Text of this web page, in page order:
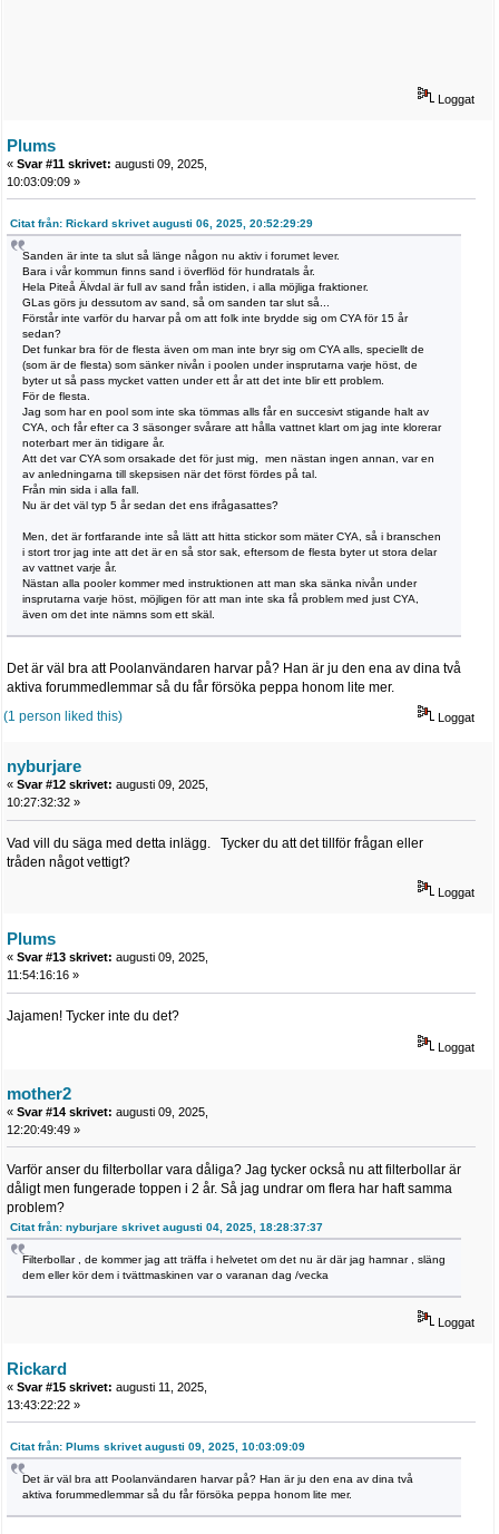
Loggat
Plums
« Svar #11 skrivet: augusti 09, 2025,
10:03:09:09 »
Citat från: Rickard skrivet augusti 06, 2025, 20:52:29:29
Sanden är inte ta slut så länge någon nu aktiv i forumet lever.
Bara i vår kommun finns sand i överflöd för hundratals år.
Hela Piteå Älvdal är full av sand från istiden, i alla möjliga fraktioner.
GLas görs ju dessutom av sand, så om sanden tar slut så...
Förstår inte varför du harvar på om att folk inte brydde sig om CYA för 15 år
sedan?
Det funkar bra för de flesta även om man inte bryr sig om CYA alls, speciellt de
(som är de flesta) som sänker nivån i poolen under insprutarna varje höst, de
byter ut så pass mycket vatten under ett år att det inte blir ett problem.
För de flesta.
Jag som har en pool som inte ska tömmas alls får en succesivt stigande halt av
CYA, och får efter ca 3 säsonger svårare att hålla vattnet klart om jag inte klorerar
noterbart mer än tidigare år.
Att det var CYA som orsakade det för just mig, men nästan ingen annan, var en
av anledningarna till skepsisen när det först fördes på tal.
Från min sida i alla fall.
Nu är det väl typ 5 år sedan det ens ifrågasattes?
Men, det är fortfarande inte så lätt att hitta stickor som mäter CYA, så i branschen
i stort tror jag inte att det är en så stor sak, eftersom de flesta byter ut stora delar
av vattnet varje år.
Nästan alla pooler kommer med instruktionen att man ska sänka nivån under
insprutarna varje höst, möjligen för att man inte ska få problem med just CYA,
även om det inte nämns som ett skäl.
Det är väl bra att Poolanvändaren harvar på? Han är ju den ena av dina två
aktiva forummedlemmar så du får försöka peppa honom lite mer.
Loggat
(1 person liked this)
nyburjare
« Svar #12 skrivet: augusti 09, 2025,
10:27:32:32 »
Vad vill du säga med detta inlägg. Tycker du att det tillför frågan eller
tråden något vettigt?
Loggat
Plums
« Svar #13 skrivet: augusti 09, 2025,
11:54:16:16 »
Jajamen! Tycker inte du det?
Loggat
mother2
« Svar #14 skrivet: augusti 09, 2025,
12:20:49:49 »
Varför anser du filterbollar vara dåliga? Jag tycker också nu att filterbollar är
dåligt men fungerade toppen i 2 år. Så jag undrar om flera har haft samma
problem?
Citat från: nyburjare skrivet augusti 04, 2025, 18:28:37:37
Filterbollar , de kommer jag att träffa i helvetet om det nu är där jag hamnar , släng
dem eller kör dem i tvättmaskinen var o varanan dag /vecka
Loggat
Rickard
« Svar #15 skrivet: augusti 11, 2025,
13:43:22:22 »
Citat från: Plums skrivet augusti 09, 2025, 10:03:09:09
Det är väl bra att Poolanvändaren harvar på? Han är ju den ena av dina två
aktiva forummedlemmar så du får försöka peppa honom lite mer.